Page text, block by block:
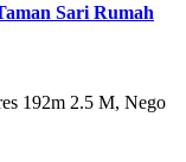
Sari Rumah
192m 2.5 M, Nego